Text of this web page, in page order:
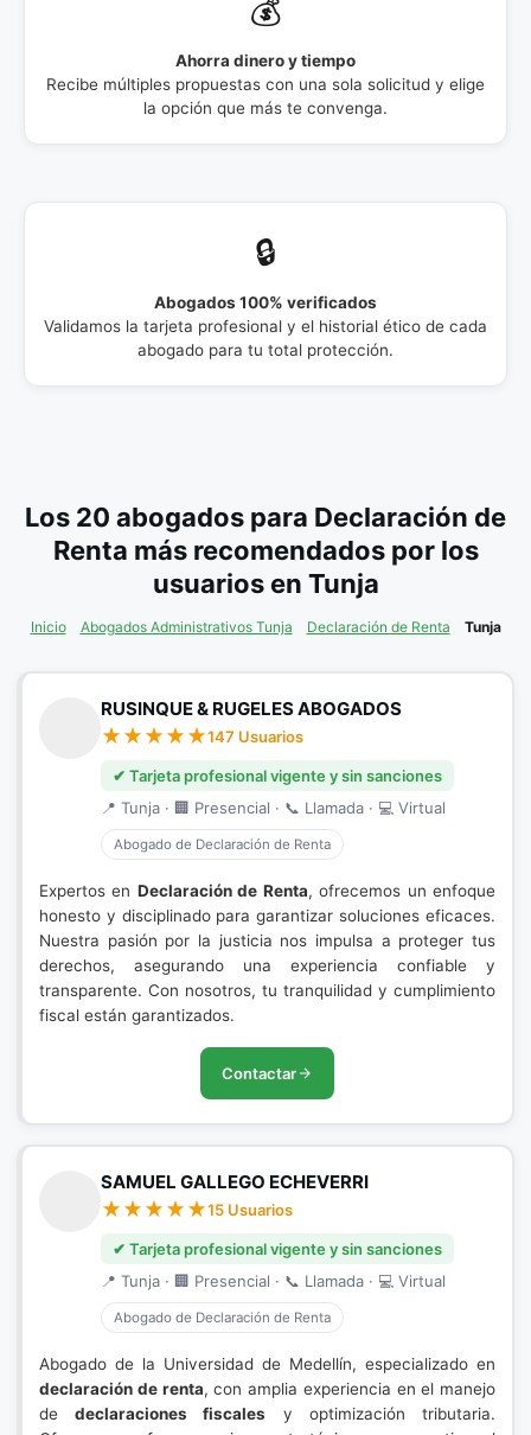
💰
Ahorra dinero y tiempo
Recibe múltiples propuestas con una sola solicitud y elige
la opción que más te convenga.
🔒
Abogados 100% verificados
Validamos la tarjeta profesional y el historial ético de cada
abogado para tu total protección.
Los 20 abogados para Declaración de
Renta más recomendados por los
usuarios en Tunja
Inicio Abogados Administrativos Tunja Declaración de Renta Tunja
RUSINQUE & RUGELES ABOGADOS
147 Usuarios
✔ Tarjeta profesional vigente y sin sanciones
📍 Tunja · 🏢 Presencial · 📞 Llamada · 💻 Virtual
Abogado de Declaración de Renta
Expertos en Declaración de Renta, ofrecemos un enfoque
honesto y disciplinado para garantizar soluciones eficaces.
Nuestra pasión por la justicia nos impulsa a proteger tus
derechos, asegurando una experiencia confiable y
transparente. Con nosotros, tu tranquilidad y cumplimiento
fiscal están garantizados.
Contactar
SAMUEL GALLEGO ECHEVERRI
15 Usuarios
✔ Tarjeta profesional vigente y sin sanciones
📍 Tunja · 🏢 Presencial · 📞 Llamada · 💻 Virtual
Abogado de Declaración de Renta
Abogado de la Universidad de Medellín, especializado en
declaración de renta, con amplia experiencia en el manejo
dedeclaraciones fiscales y optimización tributaria.